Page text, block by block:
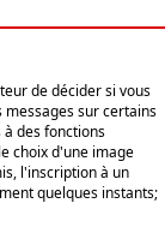
de décider si vous
messages sur certains
des fonctions
choix d'une image
l'inscription à un
quelques instants;